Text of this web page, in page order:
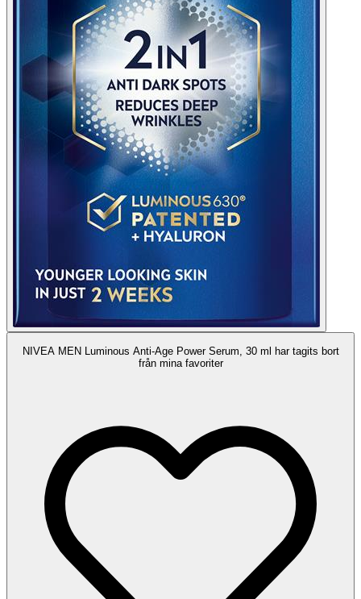
NIVEA MEN Luminous Anti-Age Power Serum, 30 ml har tagits bort
från mina favoriter